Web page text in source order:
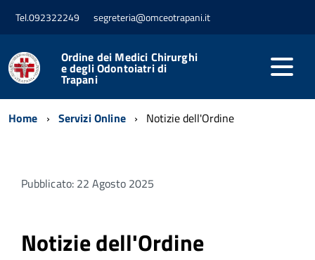
Tel.092322249 segreteria@omceotrapani.it
Ordine dei Medici Chirurghi
e degli Odontoiatri di
Trapani
Home Servizi Online Notizie dell'Ordine
Pubblicato: 22 Agosto 2025
Notizie dell'Ordine